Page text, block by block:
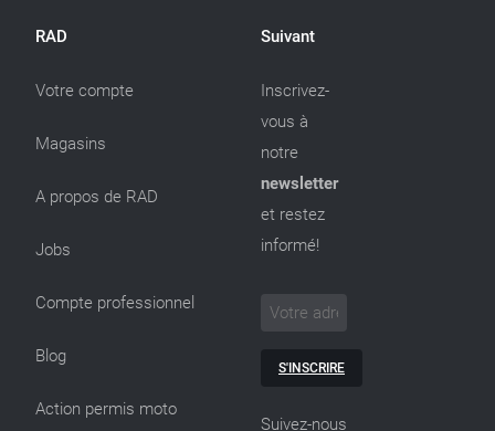
RAD
Votre compte
Magasins
A propos de RAD
Jobs
Compte professionnel
Blog
Action permis moto
Suivant
Inscrivez-
vous à
notre
newsletter
et restez
informé!
S'INSCRIRE
Suivez-nous